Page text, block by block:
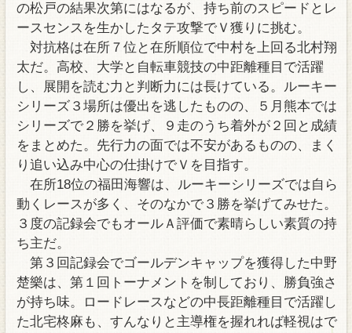
の松戸の結果次第にはなるが、持ち前のスピードとレ
ースセンスを生かしたタテ攻撃でＶ獲りに挑む。
対抗格は在所７位と在所順位で中村を上回る北村翔
太だ。高校、大学と自転車競技の中距離種目で活躍
し、展開を読む力と判断力には長けている。ルーキー
シリーズ３場所は優出を逃したものの、５月熊本では
シリーズで２勝を挙げ、９走のうち着外が２回と成績
をまとめた。先行力の面では不安があるものの、まく
り追い込み中心の仕掛けでＶを目指す。
在所18位の福田海響は、ルーキーシリーズでは自ら
動くレースが多く、そのなかで３勝を挙げてみせた。
３度の記録会でもオールＡ評価で素晴らしい素質の持
ち主だ。
第３回記録会でゴールデンキャップを獲得した中野
楚樂は、第１回トーナメントを制しており、勝負強さ
が持ち味。ロードレースなどの中長距離種目で活躍し
た北宅柊麻も、すんなりと主導権を握れれば軽視はで